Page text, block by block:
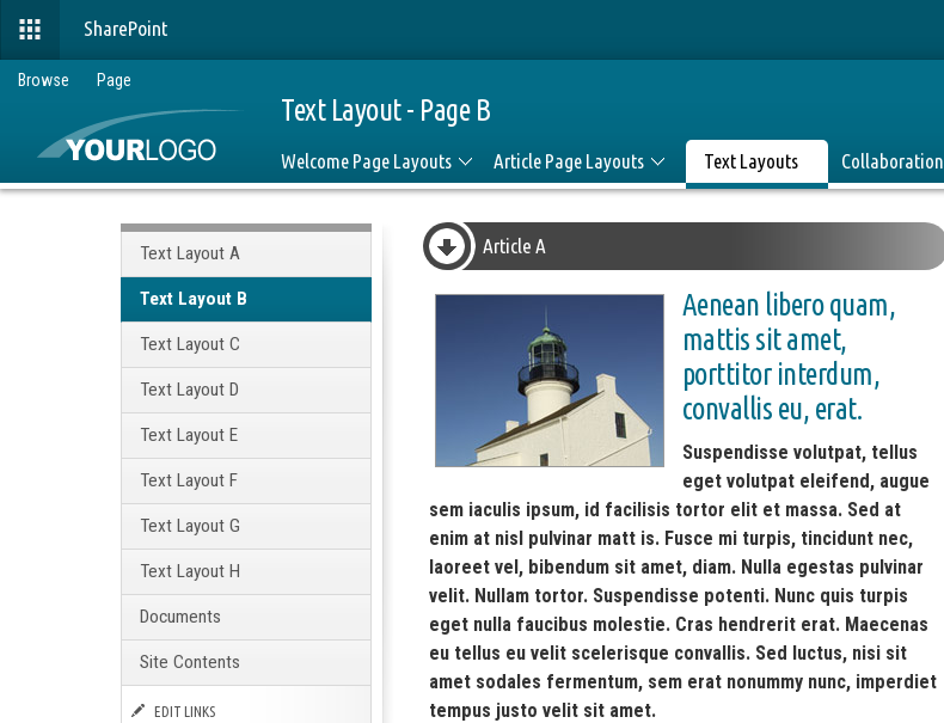
SharePoint
Browse Page
Text Layout - Page B
Welcome Page Layouts Article Page Layouts Text Layouts Collaboration
Text Layout A
Text Layout B
Text Layout C
Text Layout D
Text Layout E
Text Layout F
Text Layout G
Text Layout H
Documents
Site Contents
EDIT LINKS
Article A
Aenean libero quam,
mattis sit amet,
porttitor interdum,
convallis eu, erat.
Suspendisse volutpat, tellus
eget volutpat eleifend, augue
sem iaculis ipsum, id facilisis tortor elit et massa. Sed at
enim at nisl pulvinar matt is. Fusce mi turpis, tincidunt nec,
laoreet vel, bibendum sit amet, diam. Nulla egestas pulvinar
velit. Nullam tortor. Suspendisse potenti. Nunc quis turpis
eget nulla faucibus molestie. Cras hendrerit erat. Maecenas
eu tellus eu velit scelerisque convallis. Sed luctus, nisi sit
amet sodales fermentum, sem erat nonummy nunc, imperdiet
tempus justo velit sit amet.